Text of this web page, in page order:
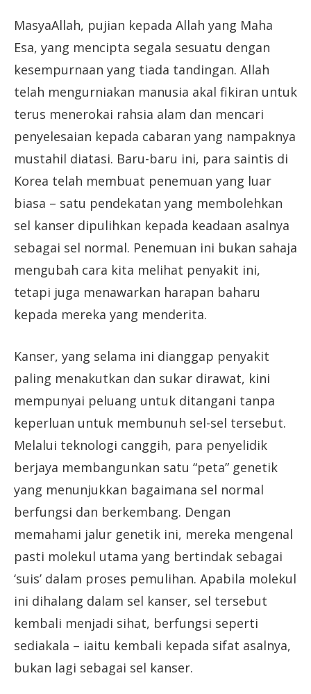
MasyaAllah, pujian kepada Allah yang Maha
Esa, yang mencipta segala sesuatu dengan
kesempurnaan yang tiada tandingan. Allah
telah mengurniakan manusia akal fikiran untuk
terus menerokai rahsia alam dan mencari
penyelesaian kepada cabaran yang nampaknya
mustahil diatasi. Baru-baru ini, para saintis di
Korea telah membuat penemuan yang luar
biasa – satu pendekatan yang membolehkan
sel kanser dipulihkan kepada keadaan asalnya
sebagai sel normal. Penemuan ini bukan sahaja
mengubah cara kita melihat penyakit ini,
tetapi juga menawarkan harapan baharu
kepada mereka yang menderita.
Kanser, yang selama ini dianggap penyakit
paling menakutkan dan sukar dirawat, kini
mempunyai peluang untuk ditangani tanpa
keperluan untuk membunuh sel-sel tersebut.
Melalui teknologi canggih, para penyelidik
berjaya membangunkan satu “peta” genetik
yang menunjukkan bagaimana sel normal
berfungsi dan berkembang. Dengan
memahami jalur genetik ini, mereka mengenal
pasti molekul utama yang bertindak sebagai
‘suis’ dalam proses pemulihan. Apabila molekul
ini dihalang dalam sel kanser, sel tersebut
kembali menjadi sihat, berfungsi seperti
sediakala – iaitu kembali kepada sifat asalnya,
bukan lagi sebagai sel kanser.